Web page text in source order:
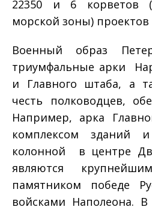
22350 и 6 корветов
морской зоны) проектов
Военный образ
триумфальные арки
и Главного штаба, а
честь полководцев,
Например, арка
комплексом зданий и
колонной в центре
являются
памятником победе
войсками Наполеона.